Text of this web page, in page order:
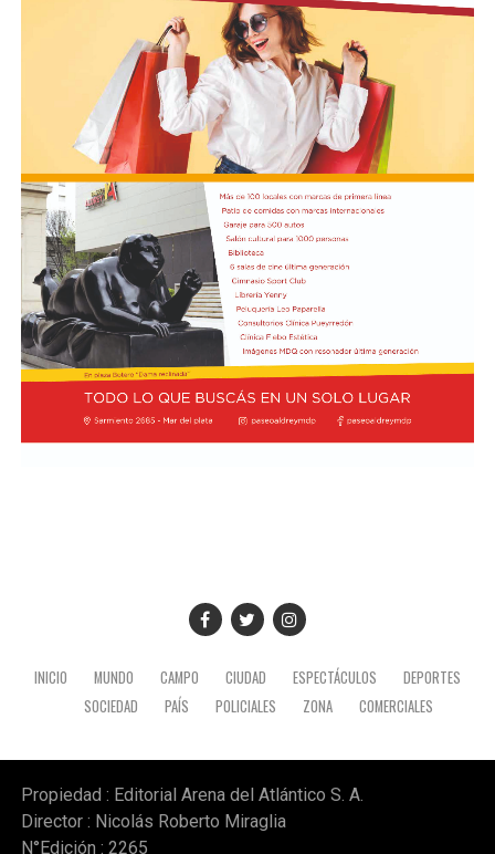
En la conferencia de prensa acompañaron a Bullrich los
presidentes de las comisiones de Asuntos
Constitucionales, Agustín Coto (LLA-Tierra del Fuego),
y de Legislación General, Nadia Márquez (LLA-Neuquén).
FOTO: Bullrich, durante la conferencia de prensa en el
Senado. Rodrigo Néspolo/LA NACIÓN
INICIO MUNDO CAMPO CIUDAD ESPECTÁCULOS
DEPORTES
SOCIEDAD
PAÍS POLICIALES ZONA COMERCIALES
Propiedad : Editorial Arena del Atlántico S. A.
Director : Nicolás Roberto Miraglia
N°Edición : 2265